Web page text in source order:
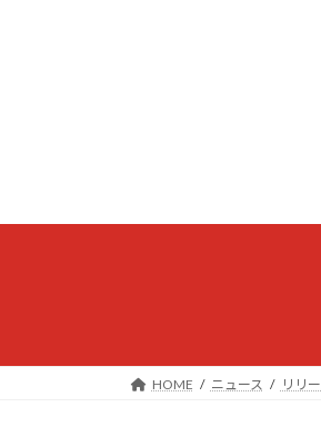
HOME ニュース リリ